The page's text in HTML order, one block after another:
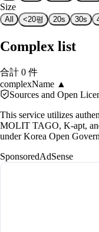
Size
All <20평 20s 30s
Complex list
合計 0 件
complexName ▲
Sources and Open
This service utilizes
MOLIT TAGO, K-apt,
under Korea Open
SponsoredAdSense